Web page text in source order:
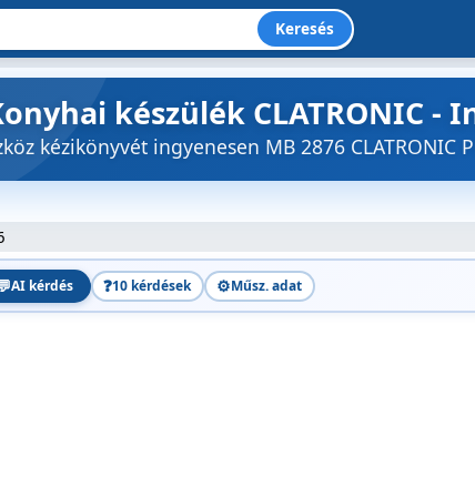
Keresés
készülék CLATRONIC
kézikönyvét ingyenesen MB 2876 CLATRONIC
AI kérdés ❓10 kérdések ⚙️Műsz. adat